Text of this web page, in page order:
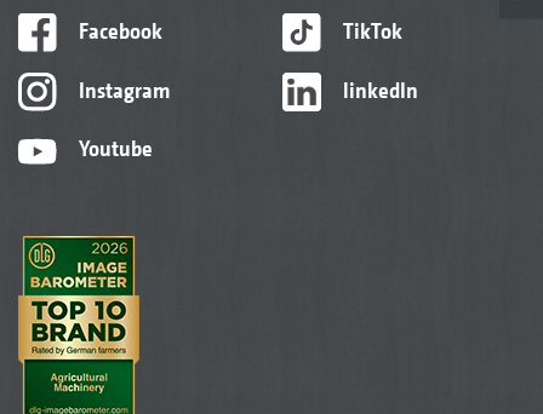
Facebook
Instagram
Youtube
TikTok
linkedIn